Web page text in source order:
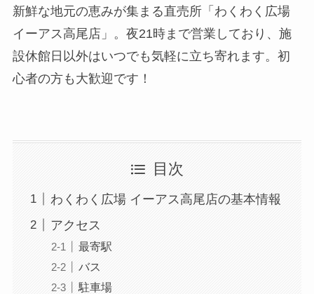
新鮮な地元の恵みが集まる直売所「わくわく広場
イーアス高尾店」。夜21時まで営業しており、施
設休館日以外はいつでも気軽に立ち寄れます。初
心者の方も大歓迎です！
目次
わくわく広場 イーアス高尾店の基本情報
アクセス
最寄駅
バス
駐車場